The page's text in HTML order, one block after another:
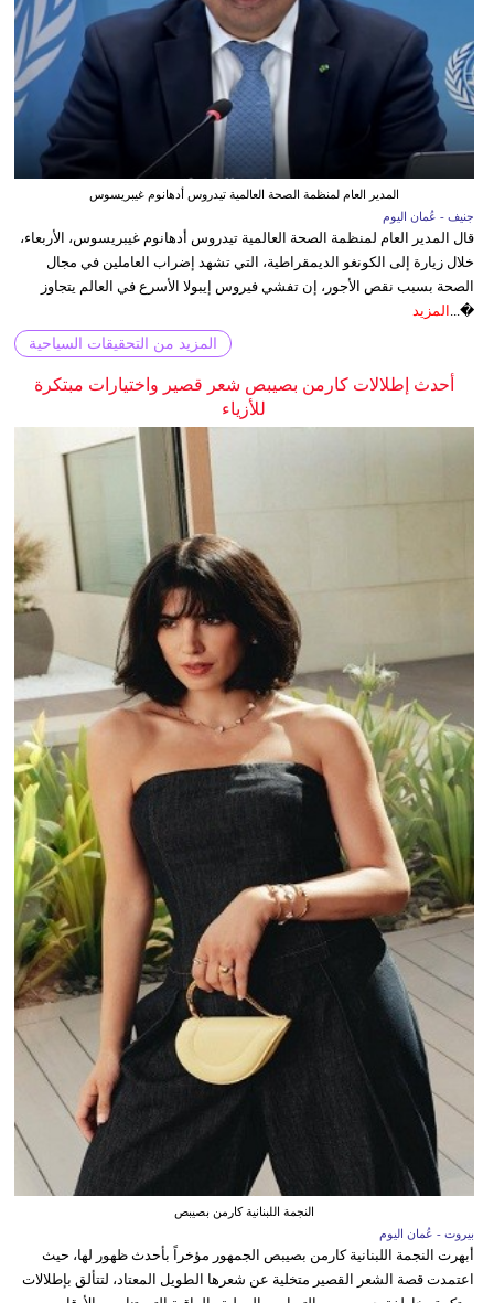
المدير العام لمنظمة الصحة العالمية تيدروس أدهانوم غيبريسوس
جنيف - عُمان اليوم
قال المدير العام لمنظمة الصحة العالمية تيدروس أدهانوم غيبريسوس، الأربعاء،
خلال زيارة إلى الكونغو الديمقراطية، التي تشهد إضراب العاملين في مجال
الصحة بسبب نقص الأجور، إن تفشي فيروس إيبولا الأسرع في العالم يتجاوز
�...
المزيد
المزيد من التحقيقات السياحية
أحدث إطلالات كارمن بصيبص شعر قصير واختيارات مبتكرة
للأزياء
النجمة اللبنانية كارمن بصيبص
بيروت - عُمان اليوم
أبهرت النجمة اللبنانية كارمن بصيبص الجمهور مؤخراً بأحدث ظهور لها، حيث
اعتمدت قصة الشعر القصير متخلية عن شعرها الطويل المعتاد، لتتألق بإطلالات